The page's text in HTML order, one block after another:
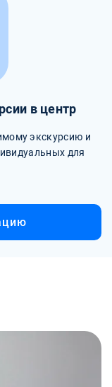
в центр
экскурсию и
для